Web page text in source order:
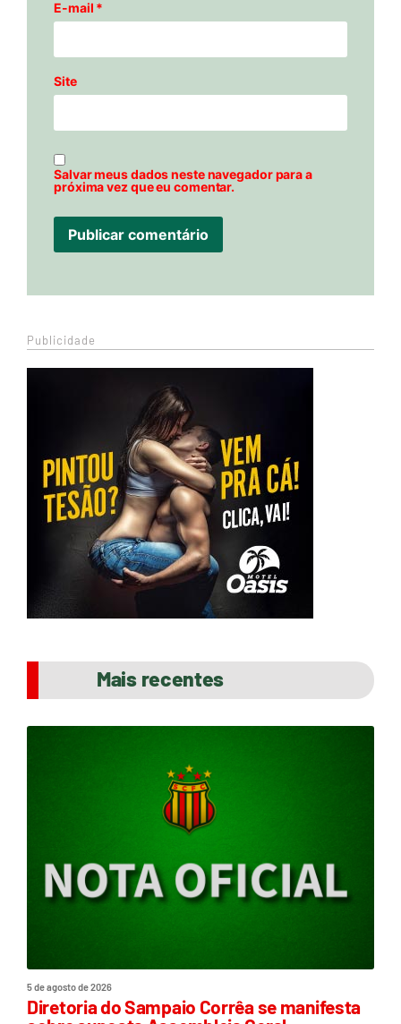
E-mail *
Site
Salvar meus dados neste navegador para a
próxima vez que eu comentar.
Publicidade
Mais recentes
5 de agosto de 2026
Diretoria do Sampaio Corrêa se manifesta